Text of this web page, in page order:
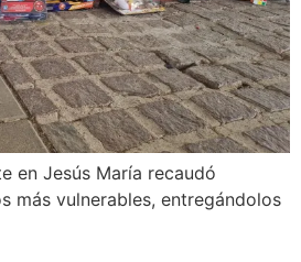
en Jesús María recaudó
más vulnerables, entregándolos